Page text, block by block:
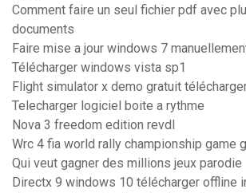
Comment faire un seul fichier pdf avec
documents
Faire mise a jour windows 7
Télécharger windows vista sp1
Flight simulator x demo gratuit
Telecharger logiciel boite a rythme
Nova 3 freedom edition revdl
Wrc 4 fia world rally championship game
Qui veut gagner des millions jeux parodie
Directx 9 windows 10 télécharger offline